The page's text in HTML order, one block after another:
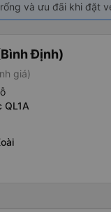
và ưu đãi khi đặt
Định)
giá)
QL1A